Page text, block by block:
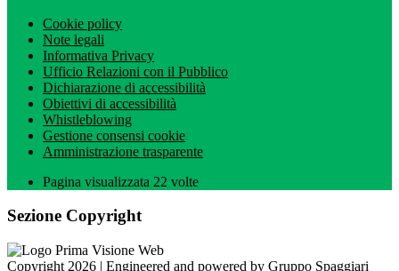
Cookie policy
Note legali
Informativa Privacy
Ufficio Relazioni con il Pubblico
Dichiarazione di accessibilità
Obiettivi di accessibilità
Whistleblowing
Gestione consensi cookie
Amministrazione trasparente
Pagina visualizzata 22 volte
Sezione Copyright
Copyright 2026 | Engineered and powered by Gruppo Spaggiari